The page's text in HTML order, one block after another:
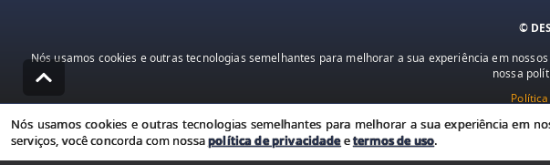
©
Nós usamos cookies e outras tecnologias semelhantes para melhorar a sua experiência em
nossa
Nós usamos cookies e outras tecnologias semelhantes para melhorar a sua experiência em
serviços, você concorda com nossapolítica de privacidadeetermos de uso.